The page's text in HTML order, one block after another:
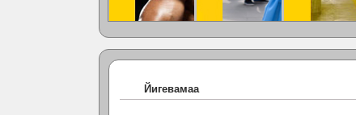
Йигевамаа